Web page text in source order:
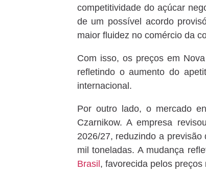
competitividade do açúcar
de um possível acordo
maior fluidez no comércio da
Com isso, os preços em
refletindo o aumento do
internacional.
Por outro lado, o mercado
Czarnikow. A empresa
2026/27, reduzindo a
mil toneladas. A mudança
Brasil , favorecida pelos